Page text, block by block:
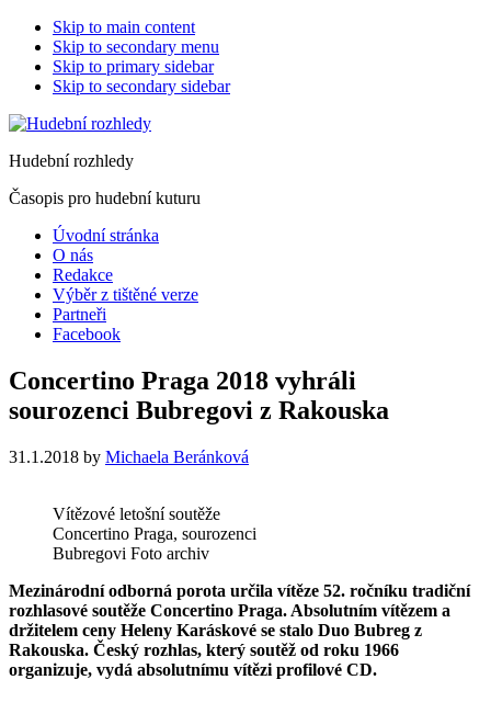
Skip to main content
Skip to secondary menu
Skip to primary sidebar
Skip to secondary sidebar
Hudební rozhledy
Časopis pro hudební kuturu
Úvodní stránka
O nás
Redakce
Výběr z tištěné verze
Partneři
Facebook
Concertino Praga 2018 vyhráli
sourozenci Bubregovi z Rakouska
31.1.2018 by Michaela Beránková
Vítězové letošní soutěže
Concertino Praga, sourozenci
Bubregovi Foto archiv
Mezinárodní odborná porota určila vítěze 52. ročníku tradiční
rozhlasové soutěže Concertino Praga. Absolutním vítězem a
držitelem ceny Heleny Karáskové se stalo Duo Bubreg z
Rakouska. Český rozhlas, který soutěž od roku 1966
organizuje, vydá absolutnímu vítězi profilové CD.